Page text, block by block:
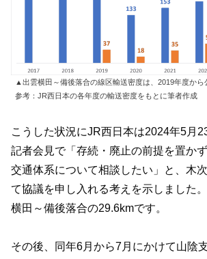
▲出雲横田～備後落合の線区輸送密度は、2019年度から
参考：JR西日本の各年度の輸送密度をもとに筆者作成
こうした状況にJR西日本は2024年5月
記者会見で「存続・廃止の前提を置か
交通体系について相談したい」と、木
て協議を申し入れる考えを示しました
横田～備後落合の29.6kmです。
その後、同年6月から7月にかけて山陰